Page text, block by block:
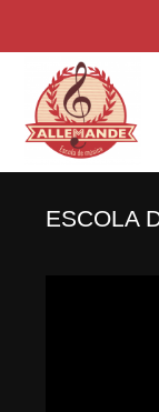
ESCOLA